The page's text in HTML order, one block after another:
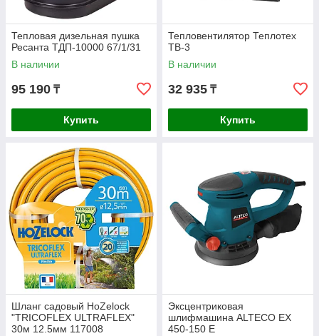
Тепловая дизельная пушка
Ресанта ТДП-10000 67/1/31
В наличии
95 190 ₸
Купить
Тепловентилятор Теплотех
ТВ-3
В наличии
32 935 ₸
Купить
Шланг садовый HoZelock
"TRICOFLEX ULTRAFLEX"
30м 12.5мм 117008
Эксцентриковая
шлифмашина ALTECO EX
450-150 E